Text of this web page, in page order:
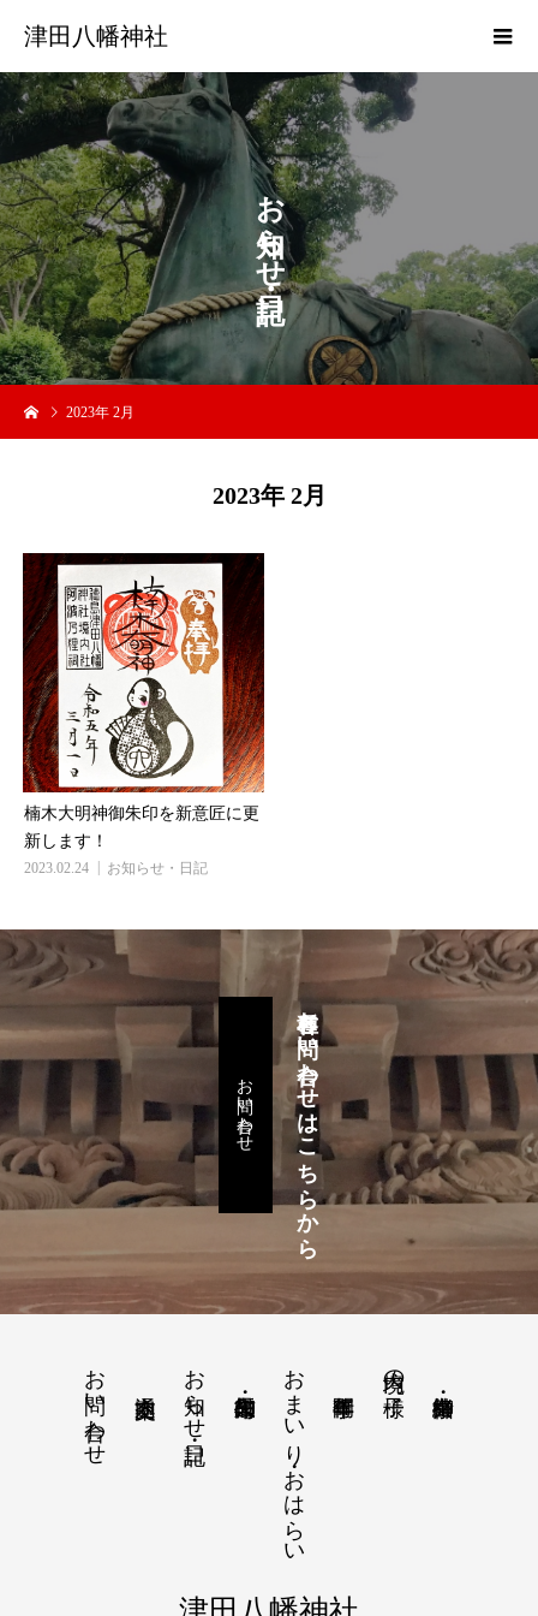
津田八幡神社
お
ら
せ
2023年 2月
2023年 2月
楠木大明神御朱印を新意匠に更
新します！
2023.02.24 お知らせ・日記
各種お問い合わせはこちらから
お問い合わせ
境内の様子
おまいり・おはらい
お知らせ・日記
お問い合わせ